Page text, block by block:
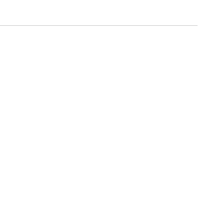
шей в Китае базы в